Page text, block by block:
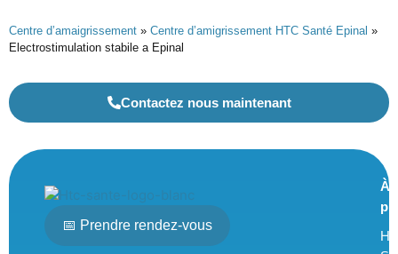
Centre d’amaigrissement » Centre d’amigrissement HTC Santé Epinal »
Electrostimulation stabile a Epinal
Contactez nous maintenant
📅 Prendre rendez-vous
À